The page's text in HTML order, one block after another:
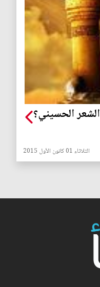
الحسيني؟
الثلاثاء 01 كانون الأول 2015